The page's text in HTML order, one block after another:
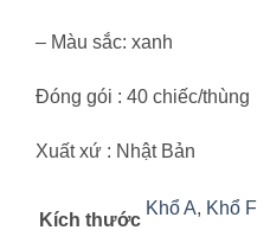
– Màu sắc: xanh
Đóng gói : 40 chiếc/thùng
Xuất xứ : Nhật Bản
Kích thước
Khổ A, Khổ F